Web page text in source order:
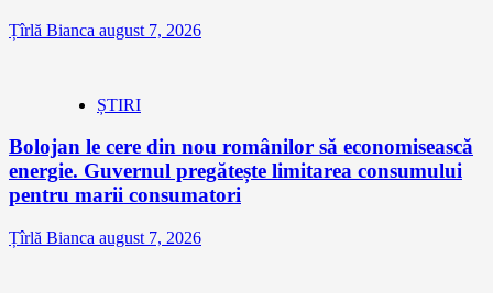
Țîrlă Bianca august 7, 2026
ȘTIRI
Bolojan le cere din nou românilor să economisească
energie. Guvernul pregătește limitarea consumului
pentru marii consumatori
Țîrlă Bianca august 7, 2026